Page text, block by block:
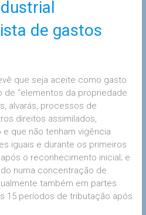
de gastos
que seja aceite como gasto
“elementos da propriedade
alvarás, processos de
direitos assimilados,
que não tenham vigência
iguais e durante os primeiros
o reconhecimento inicial; e
numa concentração de
também em partes
15 períodos de tributação após